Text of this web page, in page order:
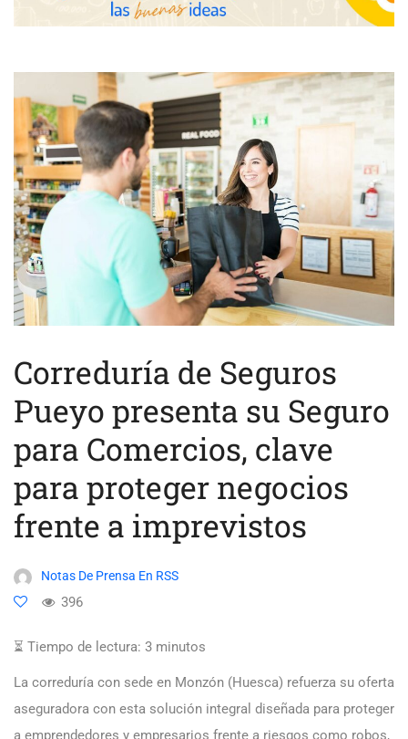
Correduría de Seguros
Pueyo presenta su Seguro
para Comercios, clave
para proteger negocios
frente a imprevistos
Notas De Prensa En RSS
396
⏳ Tiempo de lectura: 3 minutos
La correduría con sede en Monzón (Huesca) refuerza su oferta
aseguradora con esta solución integral diseñada para proteger